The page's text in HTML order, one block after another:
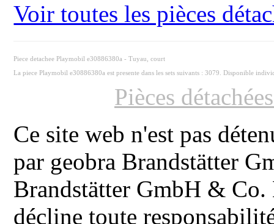
Voir toutes les pièces
Piece detachee Playmobil e30886380a - Tuyau, court
La piece Playmobil e30886380a est presente dans les sets suivants : 3079. Disponible
Pièces
Ce site web n'est pas
par geobra Brandstätter
Brandstätter GmbH & Co.
décline toute